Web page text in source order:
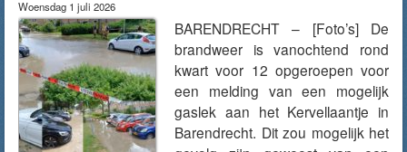
Woensdag 1 juli 2026
BARENDRECHT – [Foto’s] De
brandweer is vanochtend rond
kwart voor 12 opgeroepen voor
een melding van een mogelijk
gaslek aan het Kervellaantje in
Barendrecht. Dit zou mogelijk het